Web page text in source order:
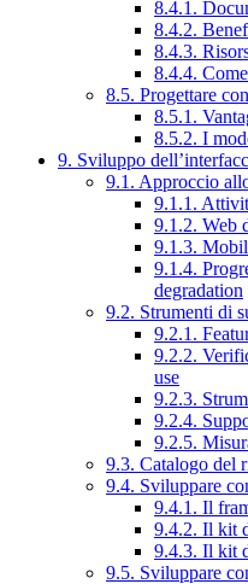
8.4.1.
8.4.2.
8.4.3.
8.4.4.
8.5. Progettare
8.5.1.
8.5.2. I
9. Sviluppo
9.1. Approccio
9.1.1.
9.1.2. Web
9.1.3.
9.1.4.
degradation
9.2. Strumenti di
9.2.1.
9.2.2.
use
9.2.3.
9.2.4.
9.2.5.
9.3. Catalogo del
9.4. Sviluppare
9.4.1. Il
9.4.2. Il kit
9.4.3. Il kit
9.5. Sviluppare